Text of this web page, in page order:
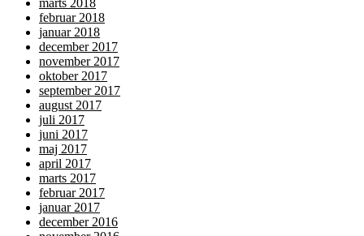
februar 2018
januar 2018
december 2017
november 2017
oktober 2017
september 2017
august 2017
juli 2017
juni 2017
maj 2017
april 2017
marts 2017
februar 2017
januar 2017
december 2016